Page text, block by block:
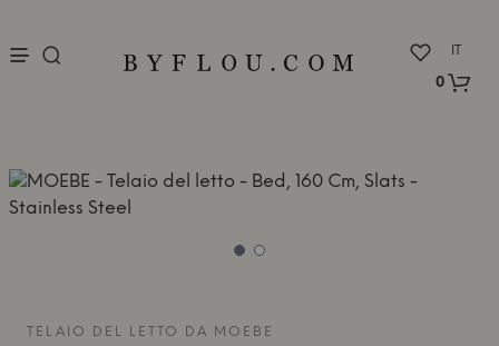
IT
0
TELAIO DEL LETTO DA MOEBE